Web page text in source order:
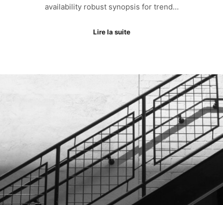
availability robust synopsis for trend…
Lire la suite